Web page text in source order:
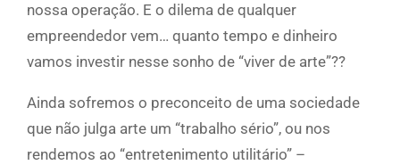
nossa operação. E o dilema de qualquer
empreendedor vem… quanto tempo e dinheiro
vamos investir nesse sonho de “viver de arte”??
Ainda sofremos o preconceito de uma sociedade
que não julga arte um “trabalho sério”, ou nos
rendemos ao “entretenimento utilitário” –